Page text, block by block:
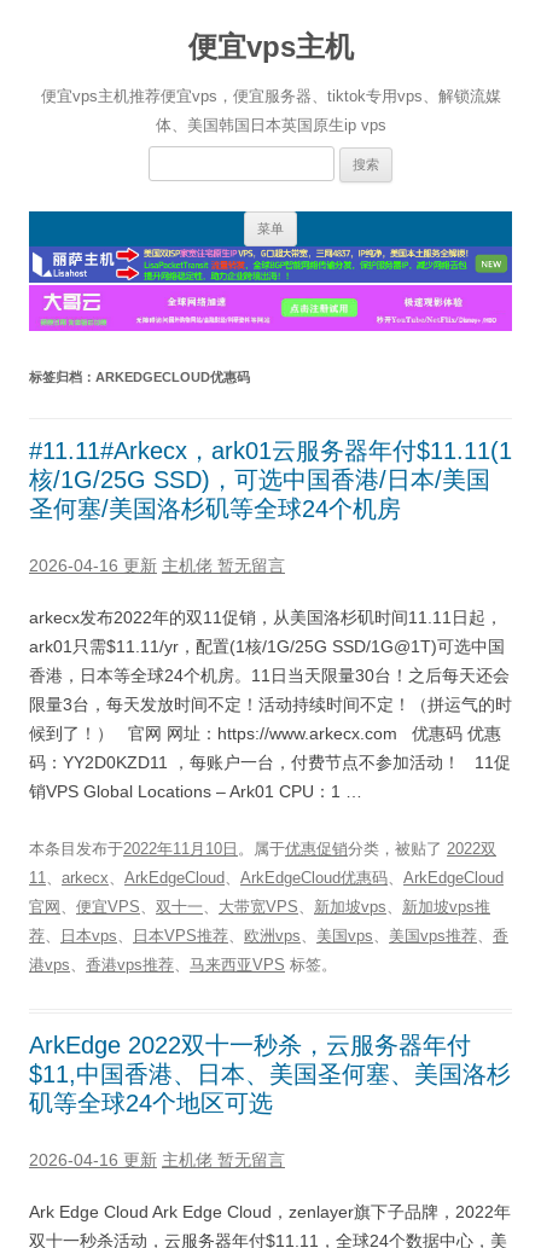
便宜vps主机
便宜vps主机推荐便宜vps，便宜服务器、tiktok专用vps、解锁流媒
体、美国韩国日本英国原生ip vps
搜
菜单
正
文
标签归档： ARKEDGECLOUD优惠码
#11.11#Arkecx，ark01云服务器年付$11.11(1
核/1G/25G SSD)，可选中国香港/日本/美国
圣何塞/美国洛杉矶等全球24个机房
2026-04-16 更新 主机佬 暂无留言
arkecx发布2022年的双11促销，从美国洛杉矶时间11.11日起，
ark01只需$11.11/yr，配置(1核/1G/25G SSD/1G@1T)可选中国
香港，日本等全球24个机房。11日当天限量30台！之后每天还会
限量3台，每天发放时间不定！活动持续时间不定！（拼运气的时
候到了！） 官网 网址：https://www.arkecx.com 优惠码 优惠
码：YY2D0KZD11 ，每账户一台，付费节点不参加活动！ 11促
销VPS Global Locations – Ark01 CPU：1 …
本条目发布于2022年11月10日 。属于优惠促销分类，被贴了 2022双
11
arkecx ArkEdgeCloud ArkEdgeCloud优惠码
ArkEdgeCloud
官网
便宜VPS 双十一 大带宽VPS 新加坡vps
新加坡vps推
荐
日本vps 日本VPS推荐 欧洲vps 美国vps 美国vps推荐
香
港vps
香港vps推荐 马来西亚VPS 标签。
ArkEdge 2022双十一秒杀，云服务器年付
$11,中国香港、日本、美国圣何塞、美国洛杉
矶等全球24个地区可选
2026-04-16 更新 主机佬 暂无留言
Ark Edge Cloud Ark Edge Cloud，zenlayer旗下子品牌，2022年
双十一秒杀活动，云服务器年付$11.11，全球24个数据中心，美